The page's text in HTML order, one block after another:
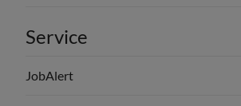
Service
JobAlert